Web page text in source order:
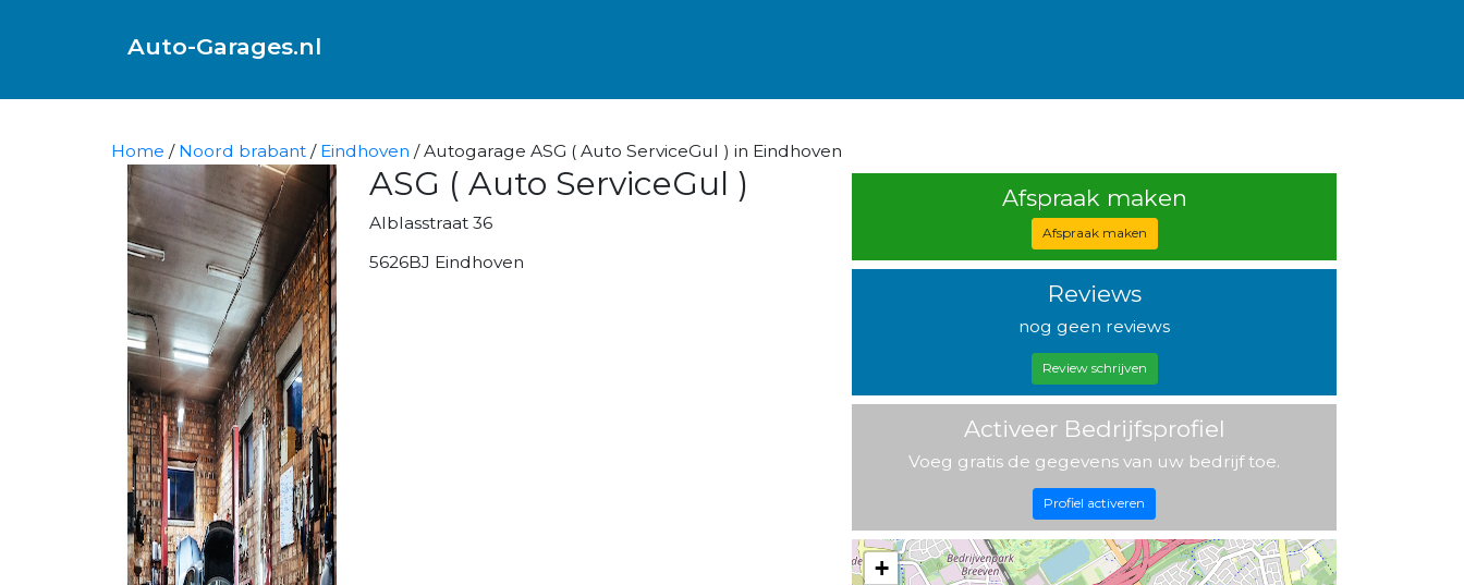
Auto-Garages.nl
Home / Noord brabant / Eindhoven / Autogarage ASG ( Auto ServiceGul ) in Eindhoven
ASG ( Auto ServiceGul )
Alblasstraat 36
5626BJ Eindhoven
Afspraak maken
Afspraak maken
Reviews
nog geen reviews
Review schrijven
Activeer Bedrijfsprofiel
Voeg gratis de gegevens van uw bedrijf toe.
Profiel activeren
+